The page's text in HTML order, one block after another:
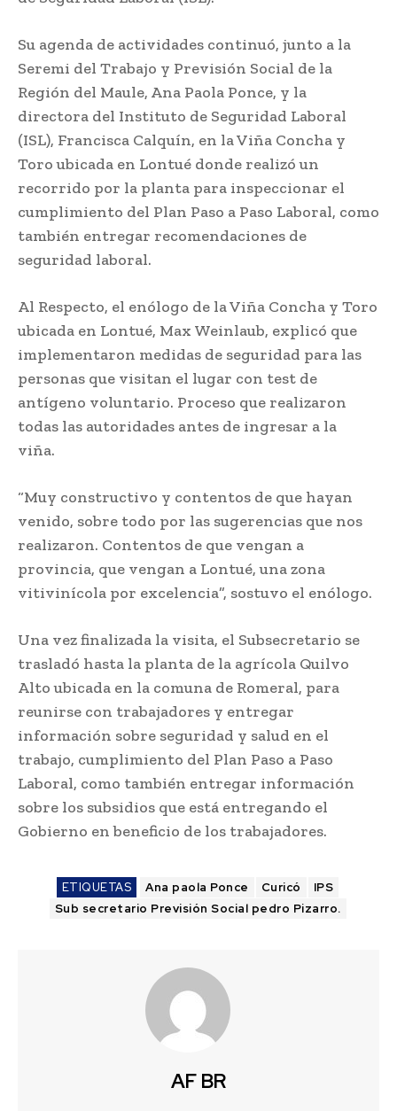
Su agenda de actividades continuó, junto a la
Seremi del Trabajo y Previsión Social de la
Región del Maule, Ana Paola Ponce, y la
directora del Instituto de Seguridad Laboral
(ISL), Francisca Calquín, en la Viña Concha y
Toro ubicada en Lontué donde realizó un
recorrido por la planta para inspeccionar el
cumplimiento del Plan Paso a Paso Laboral, como
también entregar recomendaciones de
seguridad laboral.
Al Respecto, el enólogo de la Viña Concha y Toro
ubicada en Lontué, Max Weinlaub, explicó que
implementaron medidas de seguridad para las
personas que visitan el lugar con test de
antígeno voluntario. Proceso que realizaron
todas las autoridades antes de ingresar a la
viña.
“Muy constructivo y contentos de que hayan
venido, sobre todo por las sugerencias que nos
realizaron. Contentos de que vengan a
provincia, que vengan a Lontué, una zona
vitivinícola por excelencia”, sostuvo el enólogo.
Una vez finalizada la visita, el Subsecretario se
trasladó hasta la planta de la agrícola Quilvo
Alto ubicada en la comuna de Romeral, para
reunirse con trabajadores y entregar
información sobre seguridad y salud en el
trabajo, cumplimiento del Plan Paso a Paso
Laboral, como también entregar información
sobre los subsidios que está entregando el
Gobierno en beneficio de los trabajadores.
ETIQUETAS Ana paola Ponce Curicó
IPS
Sub secretario Previsión Social pedro Pizarro.
AF BR